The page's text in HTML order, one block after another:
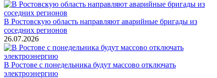
В Ростовскую область направляют аварийные бригады из
соседних регионов
26.07.2026
В Ростове с понедельника будут массово отключать
электроэнергию